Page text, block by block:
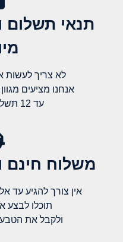
תנאי תשלום
לא צריך לעשות
אנחנו מציעים
עד 12 תשלומים ללא ריבית.
משלוח חינם
אין צורך להגיע עד אלינו,
תוכלו לבצע
ולקבל את